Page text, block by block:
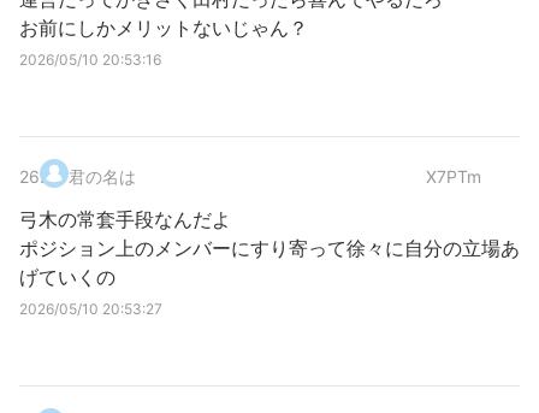
お前にしかメリットないじゃん？
2026/05/10 20:53:16
26. 君の名は X7PTm
弓木の常套手段なんだよ
ポジション上のメンバーにすり寄って徐々に自分の立場あ
げていくの
2026/05/10 20:53:27